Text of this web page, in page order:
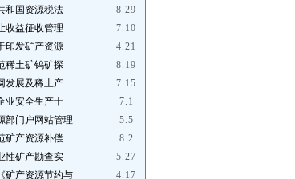
和国资源税法
8.29
收益征收管理
7.10
印发矿产资源
4.21
稀土矿钨矿探
8.19
发展及稀土产
7.15
业安全生产十
7.1
部门户网站管理
5.5
矿产资源补偿
8.2
性矿产勘查实
5.27
矿产资源节约与 4.17